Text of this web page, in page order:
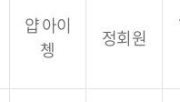
얍 아이
쳉
정회원